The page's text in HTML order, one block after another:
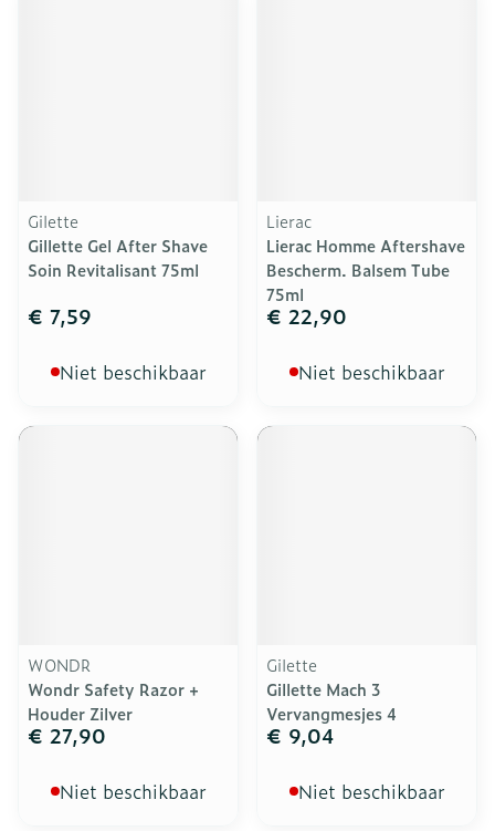
Gilette
Gillette Gel After Shave
Soin Revitalisant 75ml
€ 7,59
Niet beschikbaar
Lierac
Lierac Homme Aftershave
Bescherm. Balsem Tube
75ml
€ 22,90
Niet beschikbaar
WONDR
Wondr Safety Razor +
Houder Zilver
€ 27,90
Niet beschikbaar
Gilette
Gillette Mach 3
Vervangmesjes 4
€ 9,04
Niet beschikbaar